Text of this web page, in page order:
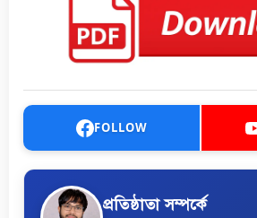
FOLLOW
প্রতিষ্ঠাতা সম্পর্কে